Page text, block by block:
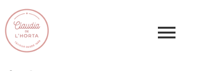
contenido